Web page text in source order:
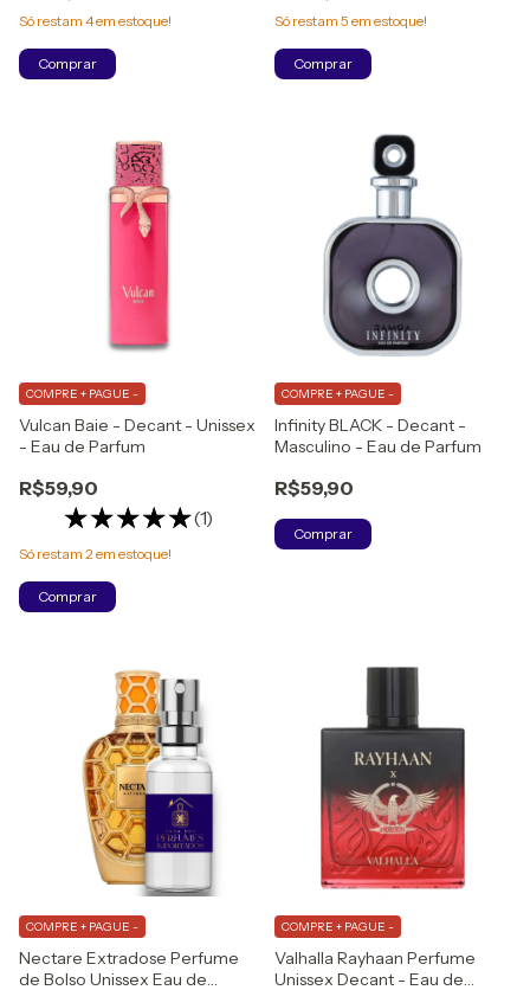
Só restam 4em estoque!
Comprar
Só restam 5 em estoque!
Comprar
Vulcan Baie - Decant - Unissex
- Eau de Parfum
R$59,90
(1)
COMPRE + PAGUE -
Só restam 2em estoque!
Comprar
Infinity BLACK - Decant -
Masculino - Eau de Parfum
R$59,90
COMPRE + PAGUE -
Comprar
Nectare Extradose Perfume
de Bolso Unissex Eau de
COMPRE + PAGUE -
Valhalla Rayhaan Perfume
Unissex Decant - Eau de
COMPRE + PAGUE -